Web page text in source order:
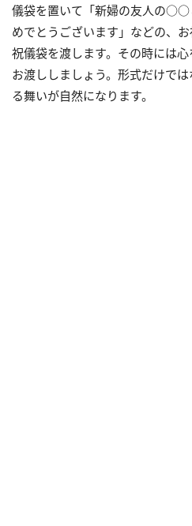
儀袋を置いて「新婦の友人の○○
めでとうございます」などの、
祝儀袋を渡します。その時には
お渡ししましょう。形式だけで
る舞いが自然になります。